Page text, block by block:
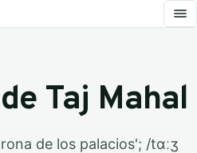
Taj Mahal
de los palacios'; /tɑːʒ